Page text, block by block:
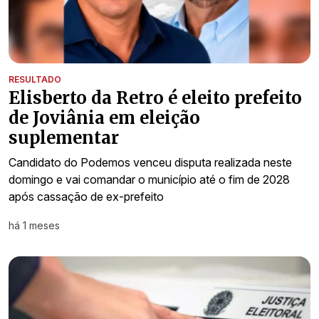
RESULTADO
Elisberto da Retro é eleito prefeito
de Joviânia em eleição
suplementar
Candidato do Podemos venceu disputa realizada neste
domingo e vai comandar o município até o fim de 2028
após cassação de ex-prefeito
há 1 meses